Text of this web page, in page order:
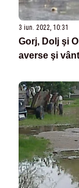
3 iun. 2022, 10:31
Gorj, Dolj şi
averse şi vânt